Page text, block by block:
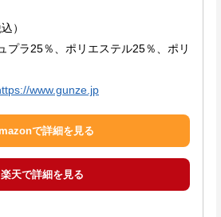
）
プラ25％、ポリエステル25％、ポリ
www.gunze.jp
で詳細を見る
楽天で詳細を見る